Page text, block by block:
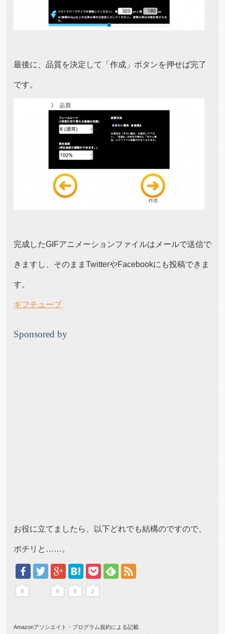
最後に、品質を決定して「作成」ボタンを押せば完了
です。
完成したGIFアニメーションファイルはメールで送信で
きますし、そのままTwitterやFacebookにも投稿できま
す。
ギフチューブ
Sponsored by
お役に立てましたら、以下どれでも結構のですので、
ポチリと……。
0 0 0 2
Amazonアソシエイト・プログラム規約による記載